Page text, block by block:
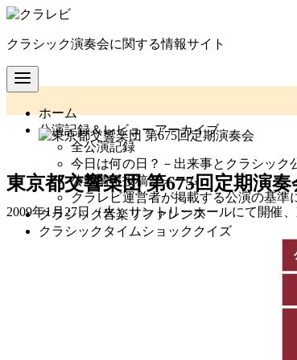
コ
テ
ン
ツ
移
クラシック演奏会に関する情報サイト
ホーム
公演記録＆レビューアーカイブ
全公演記録
今日は何の日？－出来事とクラシック
公演情報投稿フォーム
クラレビ運営者が掲載する公演の基準
クラシック音楽リファレンス
クラシックタイムショッククイズ
東京都交響楽団 第675回定期演奏
2009年1月27日（火）サントリーホールにて開催